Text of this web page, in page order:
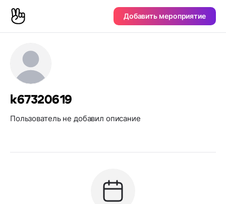
Добавить мероприятие
k67320619
Пользователь не добавил описание